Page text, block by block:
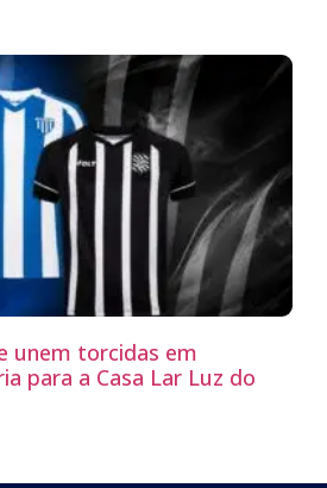
unem torcidas em
para a Casa Lar Luz do